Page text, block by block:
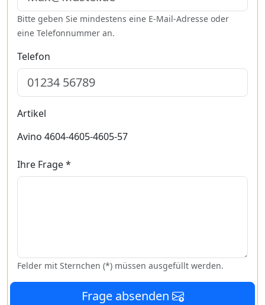
Bitte geben Sie mindestens eine E-Mail-Adresse oder
eine Telefonnummer an.
Telefon
Artikel
Avino 4604-4605-4605-57
Ihre Frage *
Felder mit Sternchen (*) müssen ausgefüllt werden.
Frage absenden